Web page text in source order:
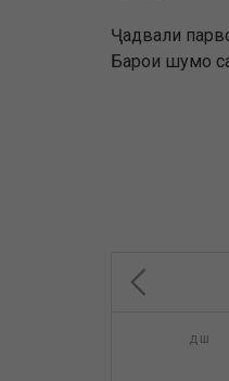
Ҷадвали
Барои шумо
дш